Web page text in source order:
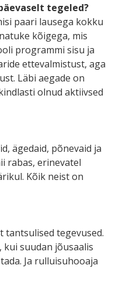
tegeled?
paari lausega kokku
kõigega, mis
programmi sisu ja
ettevalmistust, aga
Läbi aegade on
olnud aktiivsed
ägedaid, põnevaid ja
rabas, erinevatel
Kõik neist on
tantsulised tegevused.
suudan jõusaalis
Ja rulluisuhooaja